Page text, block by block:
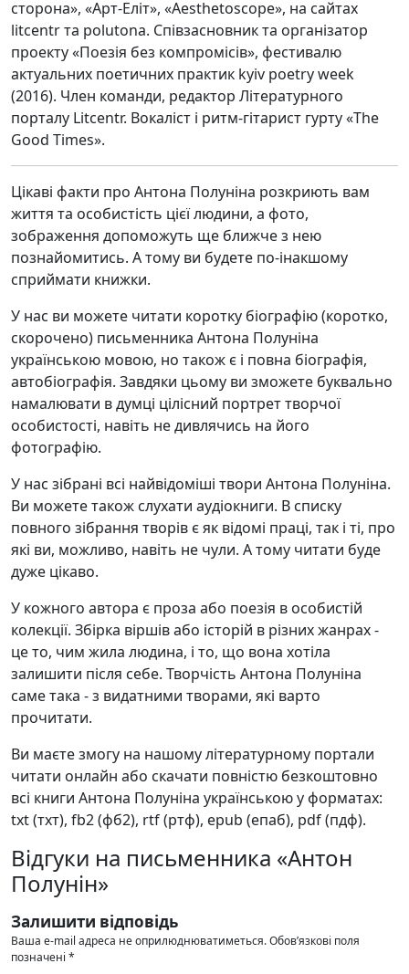
сторона», «Арт-Еліт», «Aesthetoscope», на сайтах
litcentr та polutona. Співзасновник та організатор
проекту «Поезія без компромісів», фестивалю
актуальних поетичних практик kyiv poetry week
(2016). Член команди, редактор Літературного
порталу Litcentr. Вокаліст і ритм-гітарист гурту «The
Good Times».
Цікаві факти про Антона Полуніна розкриють вам
життя та особистість цієї людини, а фото,
зображення допоможуть ще ближче з нею
познайомитись. А тому ви будете по-інакшому
сприймати книжки.
У нас ви можете читати коротку біографію (коротко,
скорочено) письменника Антона Полуніна
українською мовою, но також є і повна біографія,
автобіографія. Завдяки цьому ви зможете буквально
намалювати в думці цілісний портрет творчої
особистості, навіть не дивлячись на його
фотографію.
У нас зібрані всі найвідоміші твори Антона Полуніна.
Ви можете також слухати аудіокниги. В списку
повного зібрання творів є як відомі праці, так і ті, про
які ви, можливо, навіть не чули. А тому читати буде
дуже цікаво.
У кожного автора є проза або поезія в особистій
колекції. Збірка віршів або історій в різних жанрах -
це то, чим жила людина, і то, що вона хотіла
залишити після себе. Творчість Антона Полуніна
саме така - з видатними творами, які варто
прочитати.
Ви маєте змогу на нашому літературному портали
читати онлайн або скачати повністю безкоштовно
всі книги Антона Полуніна українською у форматах:
txt (тхт), fb2 (фб2), rtf (ртф), epub (епаб), pdf (пдф).
Відгуки на письменника «Антон
Полунін»
Залишити відповідь
Ваша e-mail адреса не оприлюднюватиметься.Обов’язкові поля
позначені *